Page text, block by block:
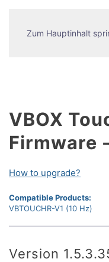
Zum Hauptinhalt
VBOX
Firmware
How to upgrade?
Compatible Products:
VBTOUCHR-V1 (10 Hz)
Version